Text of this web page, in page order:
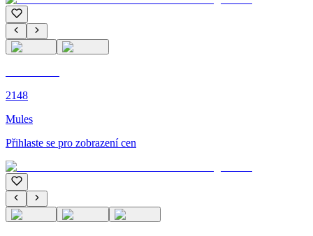
2148
Mules
Přihlaste se pro zobrazení cen